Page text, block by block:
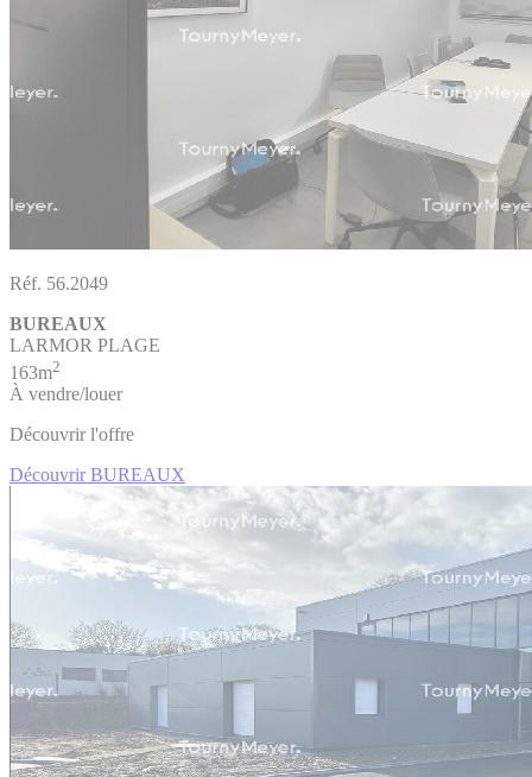
Réf. 56.2049
BUREAUX
LARMOR PLAGE
163m2
À vendre/louer
Découvrir l'offre
Découvrir BUREAUX